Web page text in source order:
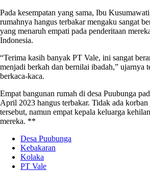
Pada kesempatan yang sama, Ibu
rumahnya hangus terbakar mengaku sangat
yang menaruh empati pada penderitaan
Indonesia.
“Terima kasih banyak PT Vale, ini sangat
menjadi berkah dan bernilai ibadah,” ujarnya
berkaca-kaca.
Empat bangunan rumah di desa Puubunga
April 2023 hangus terbakar. Tidak ada
tersebut, namun empat kepala keluarga
mereka. **
Desa Puubunga
Kebakaran
Kolaka
PT Vale